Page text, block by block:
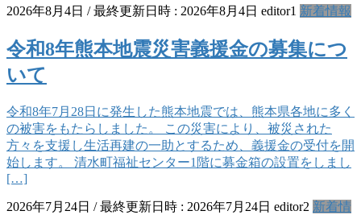
2026年8月4日 / 最終更新日時 : 2026年8月4日 editor1 新着情報
令和8年熊本地震災害義援金の募集につ
いて
令和8年7月28日に発生した熊本地震では、熊本県各地に多く
の被害をもたらしました。 この災害により、被災された
方々を支援し生活再建の一助とするため、義援金の受付を開
始します。 清水町福祉センター1階に募金箱の設置をしまし
[…]
2026年7月24日 / 最終更新日時 : 2026年7月24日 editor2 新着情